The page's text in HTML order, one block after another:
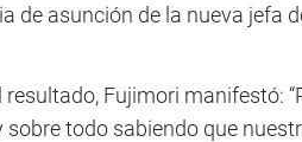
de asunción de la nueva jefa
Fujimori manifestó:
todo sabiendo que